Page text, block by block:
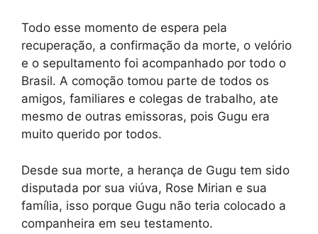
Todo esse momento de espera pela
recuperação, a confirmação da morte, o velório
e o sepultamento foi acompanhado por todo o
Brasil. A comoção tomou parte de todos os
amigos, familiares e colegas de trabalho, ate
mesmo de outras emissoras, pois Gugu era
muito querido por todos.
Desde sua morte, a herança de Gugu tem sido
disputada por sua viúva, Rose Mirian e sua
família, isso porque Gugu não teria colocado a
companheira em seu testamento.